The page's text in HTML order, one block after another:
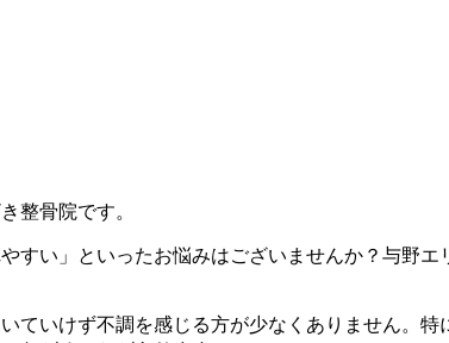
整骨院です。
すい」といったお悩みはございませんか？与野
ていけず不調を感じる方が少なくありません。